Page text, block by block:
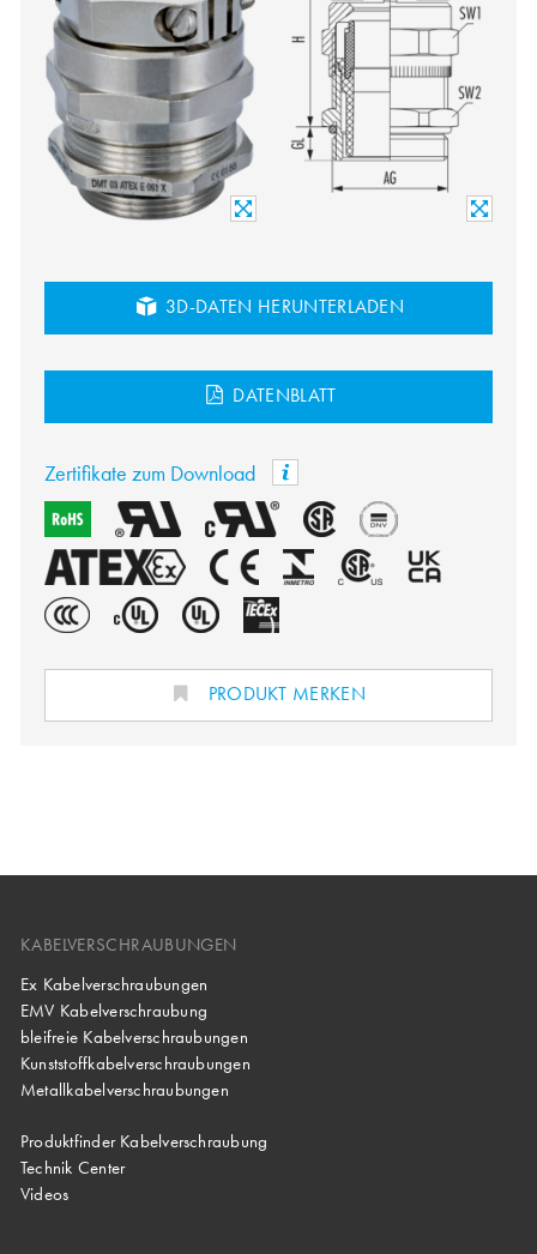
3D-DATEN HERUNTERLADEN
DATENBLATT
Zertifikate zum Download
PRODUKT MERKEN
KABELVERSCHRAUBUNGEN
Ex Kabelverschraubungen
EMV Kabelverschraubung
bleifreie Kabelverschraubungen
Kunststoffkabelverschraubungen
Metallkabelverschraubungen
Produktfinder Kabelverschraubung
Technik Center
Videos